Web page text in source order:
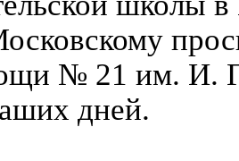
№ 21 им. И.
дней.